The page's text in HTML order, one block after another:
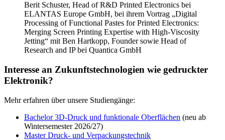
Berit Schuster, Head of R&D Printed Electronics bei
ELANTAS Europe GmbH, bei ihrem Vortrag „Digital
Processing of Functional Pastes for Printed Electronics:
Merging Screen Printing Expertise with High-Viscosity
Jetting“ mit Ben Hartkopp, Founder sowie Head of
Research and IP bei Quantica GmbH
Interesse an Zukunftstechnologien wie gedruckter
Elektronik?
Mehr erfahren über unsere Studiengänge:
Bachelor 3D-Druck und funktionale Oberflächen (neu ab
Wintersemester 2026/27)
Master Druck- und Verpackungstechnik